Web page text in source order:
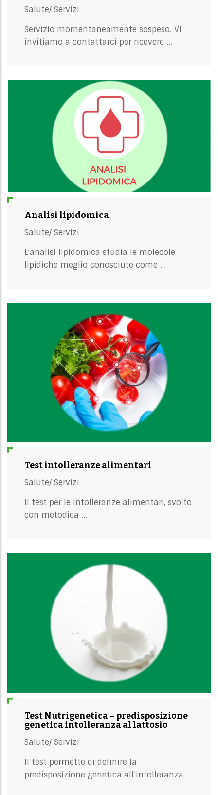
Salute/ Servizi
Servizio momentaneamente sospeso. Vi
invitiamo a contattarci per ricevere ...
Analisi lipidomica
Salute/ Servizi
L’analisi lipidomica studia le molecole
lipidiche meglio conosciute come ...
Test intolleranze alimentari
Salute/ Servizi
Il test per le intolleranze alimentari, svolto
con metodica ...
Test Nutrigenetica – predisposizione
genetica intolleranza al lattosio
Salute/ Servizi
Il test permette di definire la
predisposizione genetica all’intolleranza ...